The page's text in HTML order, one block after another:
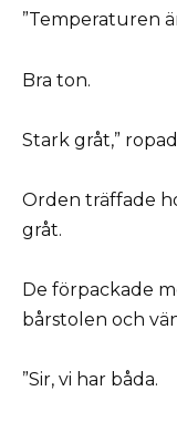
”Temperaturen
Bra ton.
Stark gråt,”
Orden träffade
gråt.
De förpackade
bårstolen och
”Sir, vi har båda.